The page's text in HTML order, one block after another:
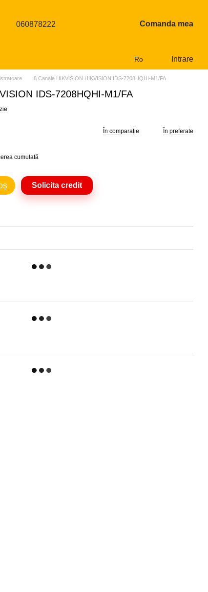
060878222 Comanda mea
Ro Intrare
8 Canale HIKVISION HIKVISION IDS-7208HQHI-M1/FA
IDS-7208HQHI-M1/FA
În comparație În preferate
cumulată
Solicita credit